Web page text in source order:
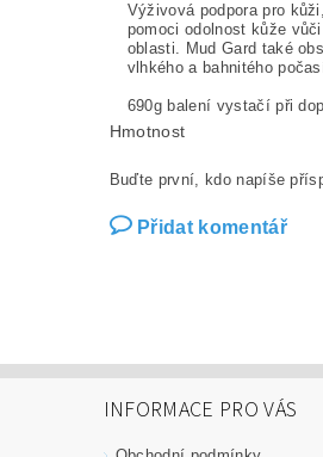
Výživová podpora pro
pomoci odolnost kůže
oblasti. Mud Gard také
vlhkého a bahnitého
690g balení vystačí při
Hmotnost
Buďte první, kdo napíše
Přidat komentář
INFORMACE PRO VÁS